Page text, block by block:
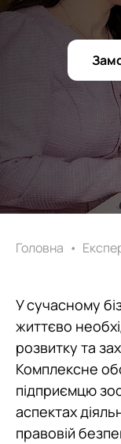
Головна •
У сучасному
життєво
розвитку та
Комплексне
підприємцю
аспектах
правовій